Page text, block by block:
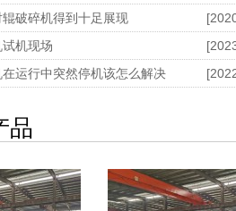
破碎机得到十足展现
机现场
运行中突然停机该怎么解决
品